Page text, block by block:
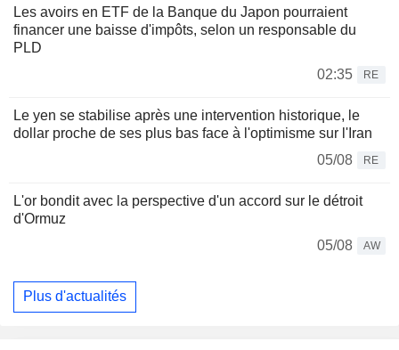
Les avoirs en ETF de la Banque du Japon pourraient
financer une baisse d'impôts, selon un responsable du
PLD
02:35
RE
Le yen se stabilise après une intervention historique, le
dollar proche de ses plus bas face à l'optimisme sur l'Iran
05/08
RE
L'or bondit avec la perspective d'un accord sur le détroit
d'Ormuz
05/08
AW
Plus d'actualités